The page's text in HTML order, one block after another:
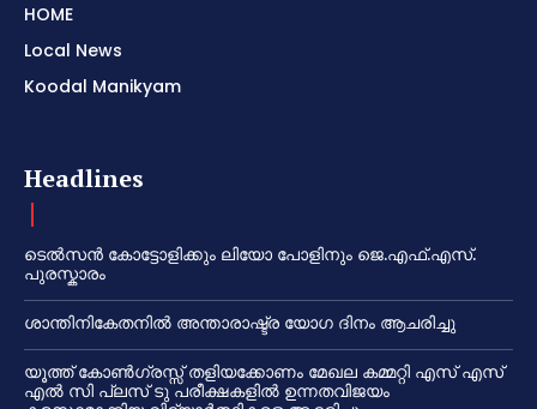
HOME
Local News
Koodal Manikyam
Headlines
ടെൽസൻ കോട്ടോളിക്കും ലിയോ പോളിനും ജെ.എഫ്.എസ്.
പുരസ്കാരം
ശാന്തിനികേതനിൽ അന്താരാഷ്ട്ര യോഗ ദിനം ആചരിച്ചു
യൂത്ത് കോൺഗ്രസ്സ് തളിയക്കോണം മേഖല കമ്മറ്റി എസ് എസ്
എൽ സി പ്ലസ് ടു പരീക്ഷകളിൽ ഉന്നതവിജയം